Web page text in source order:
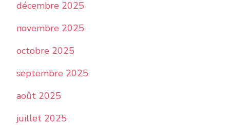
décembre 2025
novembre 2025
octobre 2025
septembre 2025
août 2025
juillet 2025